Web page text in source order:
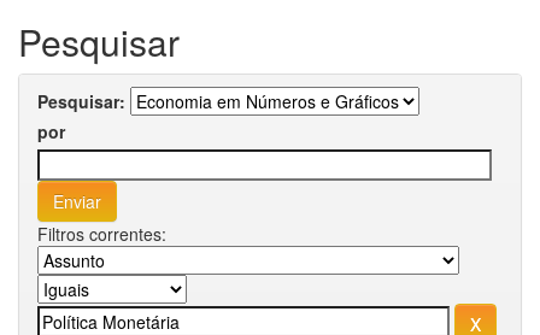
Pesquisar
Pesquisar:
por
Filtros correntes: